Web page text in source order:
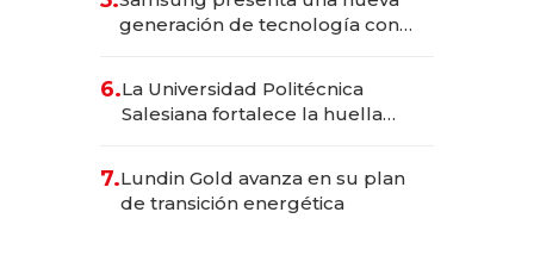
generación de tecnología con
6.La Universidad Politécnica
Salesiana fortalece la huella
7.Lundin Gold avanza en su plan
de transición energética